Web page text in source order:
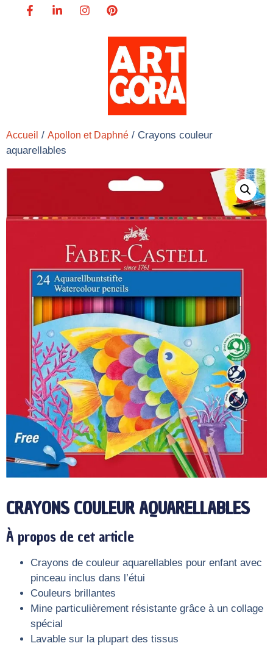
Accueil / Apollon et Daphné / Crayons couleur
aquarellables
CRAYONS COULEUR AQUARELLABLES
À propos de cet article
Crayons de couleur aquarellables pour enfant avec
pinceau inclus dans l’étui
Couleurs brillantes
Mine particulièrement résistante grâce à un collage
spécial
Lavable sur la plupart des tissus